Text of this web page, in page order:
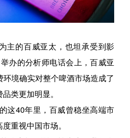
主的百威亚太，也坦承受到影
办的分析师电话会上，百威亚
境确实对整个啤酒市场造成了
类更加明显。
这40年里，百威曾稳坐高端市
重视中国市场。